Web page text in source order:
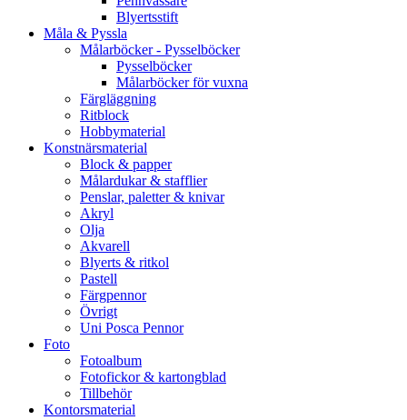
Blyertsstift
Måla & Pyssla
Målarböcker - Pysselböcker
Pysselböcker
Målarböcker för vuxna
Färgläggning
Ritblock
Hobbymaterial
Konstnärsmaterial
Block & papper
Målardukar & stafflier
Penslar, paletter & knivar
Akryl
Olja
Akvarell
Blyerts & ritkol
Pastell
Färgpennor
Övrigt
Uni Posca Pennor
Foto
Fotoalbum
Fotofickor & kartongblad
Tillbehör
Kontorsmaterial